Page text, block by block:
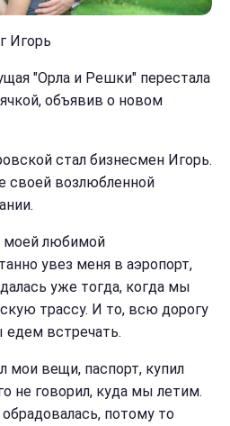
Игорь
"Орла и Решки" перестала
объявив о новом
стал бизнесмен Игорь.
своей возлюбленной
любимой
увез меня в аэропорт,
уже тогда, когда мы
трассу. И то, всю дорогу
едем встречать.
мои вещи, паспорт, купил
не говорил, куда мы летим.
потому то